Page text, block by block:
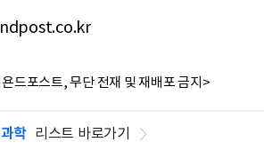
드포스트, 무단 전재 및 재배포 금지>
학 리스트 바로가기